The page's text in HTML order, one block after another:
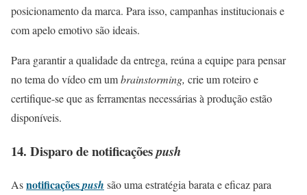
posicionamento da marca. Para isso, campanhas institucionais e
com apelo emotivo são ideais.
Para garantir a qualidade da entrega, reúna a equipe para pensar
no tema do vídeo em umbrainstorming, crie um roteiro e
certifique-se que as ferramentas necessárias à produção estão
disponíveis.
14. Disparo de notificaçõespush
Asnotificaçõespush são uma estratégia barata e eficaz para